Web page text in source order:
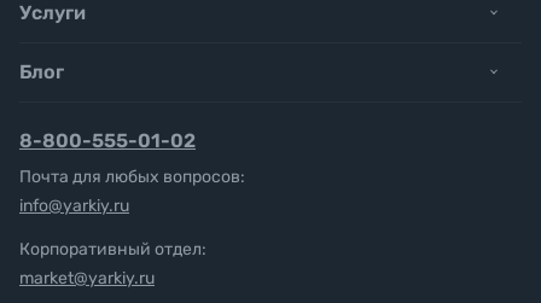
Услуги
Блог
8-800-555-01-02
Почта для любых вопросов:
info@yarkiy.ru
Корпоративный отдел:
market@yarkiy.ru